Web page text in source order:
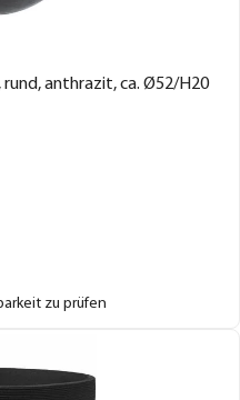
anthrazit, ca. Ø52/H20
zu prüfen